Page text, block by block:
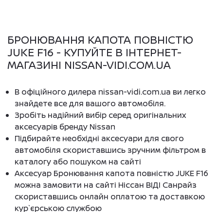
БРОНЮВАННЯ КАПОТА ПОВНІСТЮ
JUKE F16 - КУПУЙТЕ В ІНТЕРНЕТ-
МАГАЗИНІ NISSAN-VIDI.COM.UA
В офіційного дилера nissan-vidi.com.ua ви легко
знайдете все для вашого автомобіля.
Зробіть надійний вибір серед оригінальних
аксесуарів бренду Nissan
Підбирайте необхідні аксесуари для свого
автомобіля скориставшись зручним фільтром в
каталогу або пошуком на сайті
Аксесуар Бронювання капота повністю JUKE F16
можна замовити на сайті Ніссан ВІДІ Санрайз
скориставшись онлайн оплатою та доставкою
кур`єрською службою